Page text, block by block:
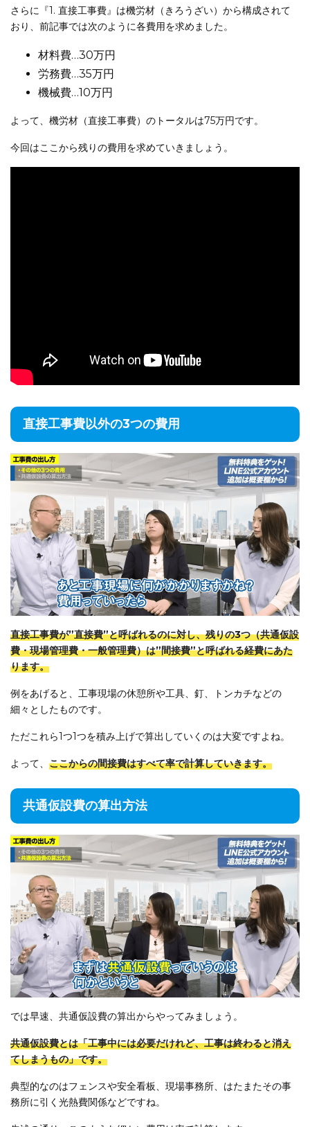
さらに『1. 直接工事費』は機労材（きろうざい）から構成されて
おり、前記事では次のように各費用を求めました。
材料費…30万円
労務費…35万円
機械費…10万円
よって、機労材（直接工事費）のトータルは75万円です。
今回はここから残りの費用を求めていきましょう。
直接工事費以外の3つの費用
直接工事費が”直接費”と呼ばれるのに対し、残りの3つ（共通仮設
費・現場管理費・一般管理費）は”間接費”と呼ばれる経費にあた
ります。
例をあげると、工事現場の休憩所や工具、釘、トンカチなどの
細々としたものです。
ただこれら1つ1つを積み上げで算出していくのは大変ですよね。
よって、 ここからの間接費はすべて率で計算していきます。
共通仮設費の算出方法
では早速、共通仮設費の算出からやってみましょう。
共通仮設費とは「工事中には必要だけれど、工事は終わると消え
てしまうもの」です。
典型的なのはフェンスや安全看板、現場事務所、はたまたその事
務所に引く光熱費関係などですね。